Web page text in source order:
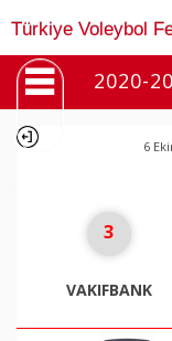
Türkiye Voleybol
2020-
6
3
VAKIFBANK